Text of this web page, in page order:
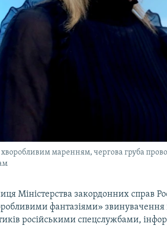
маренням, чергова груба
Міністерства закордонних справ
фантазіями» звинувачення
російськими спецслужбами,